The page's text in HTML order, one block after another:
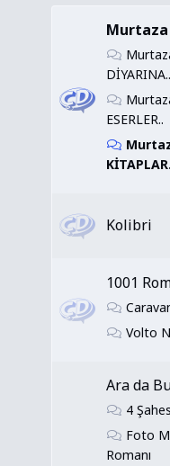
Murtaza
DİYARINA..
ESERLER..
Kolibri
1001
Volto
Ara da
4
Foto
Romanı